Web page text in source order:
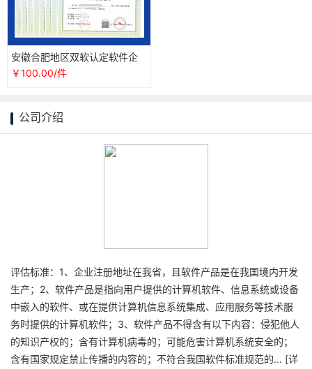
安徽合肥地区双软认定软件企
业评估软件产品登记软件测试
￥100.00/件
公司介绍
评估标准：1、企业注册地址在我省，且软件产品是在我国境内开发
生产；2、软件产品是指向用户提供的计算机软件、信息系统或设备
中嵌入的软件、或在提供计算机信息系统集成、应用服务等技术服
务时提供的计算机软件；3、软件产品不得含有以下内容：侵犯他人
的知识产权的；含有计算机病毒的；可能危害计算机系统安全的；
含有国家规定禁止传播的内容的；不符合我国软件标准规范的... [详